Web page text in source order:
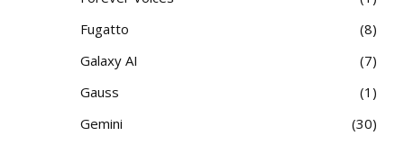
Fugatto
8
Galaxy AI
7
Gauss
1
Gemini
30